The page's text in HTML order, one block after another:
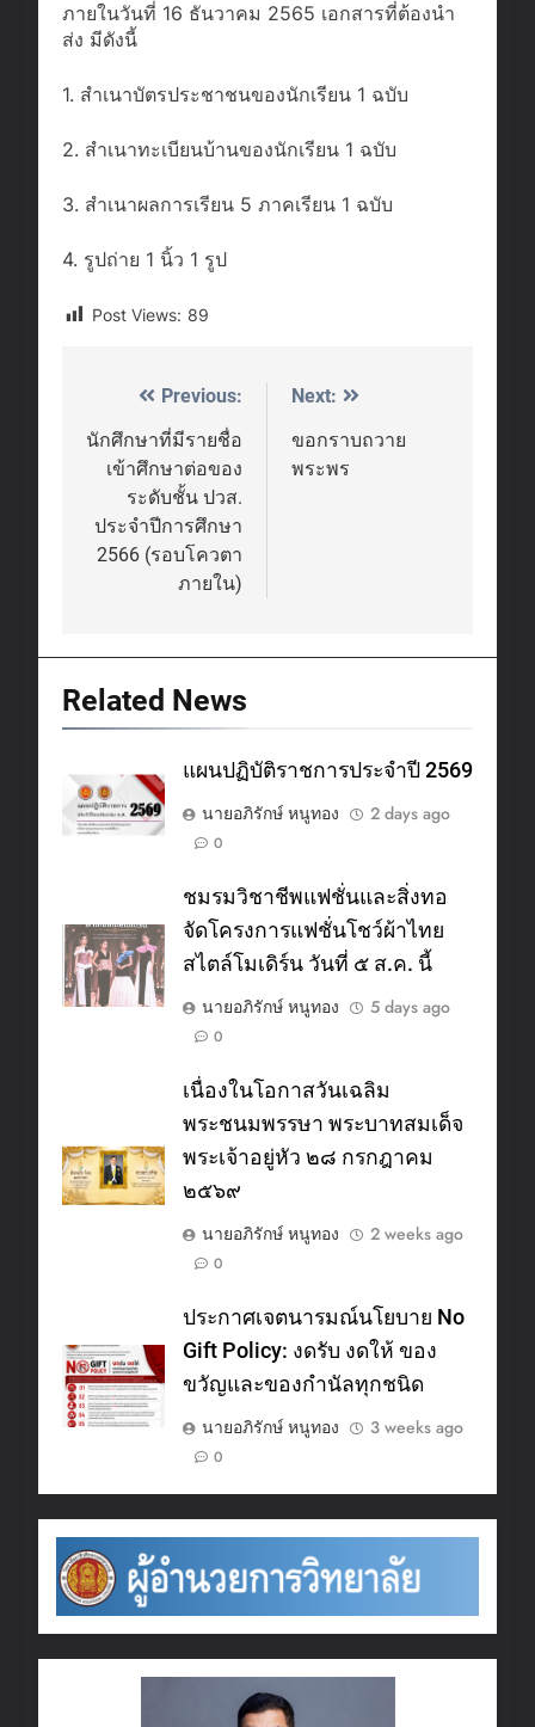
ภายในวันที่ 16 ธันวาคม 2565 เอกสารที่ต้องนำ
ส่ง มีดังนี้
1. สำเนาบัตรประชาชนของนักเรียน 1 ฉบับ
2. สำเนาทะเบียนบ้านของนักเรียน 1 ฉบับ
3. สำเนาผลการเรียน 5 ภาคเรียน 1 ฉบับ
4. รูปถ่าย 1 นิ้ว 1 รูป
Post Views: 89
Post
navigation
Previous:
นักศึกษาที่มีรายชื่อ
เข้าศึกษาต่อของ
ระดับชั้น ปวส.
ประจำปีการศึกษา
2566 (รอบโควตา
ภายใน)
Next:
ขอกราบถวาย
พระพร
Related News
แผนปฏิบัติราชการประจำปี 2569
นายอภิรักษ์ หนูทอง
2 days ago
0
ชมรมวิชาชีพแฟชั่นและสิ่งทอ
จัดโครงการแฟชั่นโชว์ผ้าไทย
สไตล์โมเดิร์น วันที่ ๕ ส.ค. นี้
นายอภิรักษ์ หนูทอง
5 days ago
0
เนื่องในโอกาสวันเฉลิม
พระชนมพรรษา พระบาทสมเด็จ
พระเจ้าอยู่หัว ๒๘ กรกฎาคม
๒๕๖๙
นายอภิรักษ์ หนูทอง
2 weeks ago
0
ประกาศเจตนารมณ์นโยบาย No
Gift Policy: งดรับ งดให้ ของ
ขวัญและของกำนัลทุกชนิด
นายอภิรักษ์ หนูทอง
3 weeks ago
0